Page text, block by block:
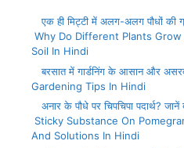
एक ही मिट्टी में अलग-अलग पौधों की
Why Do Different Plants
Soil In Hindi
बरसात में गार्डनिंग के आसान और
Gardening Tips In Hindi
अनार के पौधे पर चिपचिपा पदार्थ?
Sticky Substance On
And Solutions In Hindi